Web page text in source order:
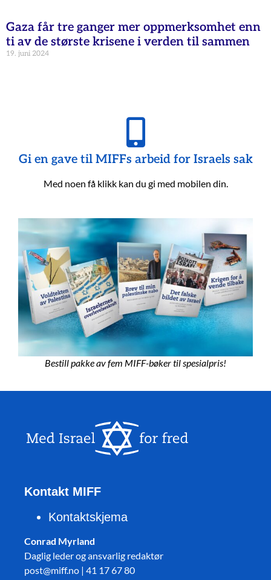
Gaza får tre ganger mer oppmerksomhet enn
ti av de største krisene i verden til sammen
19. juni 2024
Gi en gave til MIFFs arbeid for Israels sak
Med noen få klikk kan du gi med mobilen din.
Bestill pakke av fem MIFF-bøker til spesialpris!
Kontakt MIFF
Kontaktskjema
Conrad Myrland
Daglig leder og ansvarlig redaktør
post@miff.no | 41 17 67 80